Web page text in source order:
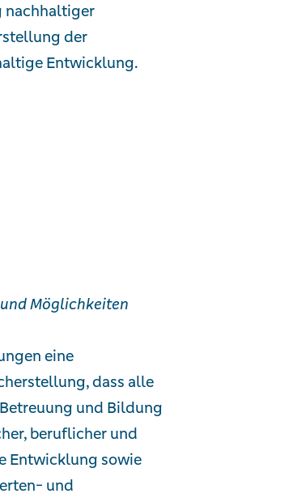
nachhaltiger
der
Entwicklung.
Möglichkeiten
eine
dass alle
und Bildung
beruflicher und
Entwicklung sowie
und